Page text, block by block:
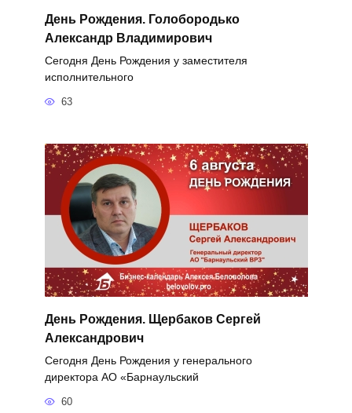
День Рождения. Голобородько
Александр Владимирович
Сегодня День Рождения у заместителя
исполнительного
63
День Рождения. Щербаков Сергей
Александрович
Сегодня День Рождения у генерального
директора АО «Барнаульский
60